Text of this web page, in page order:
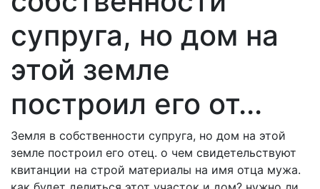
супруга, но дом на
этой земле
построил его от...
Земля в собственности супруга, но дом на этой
земле построил его отец. о чем свидетельствуют
квитанции на строй материалы на имя отца мужа.